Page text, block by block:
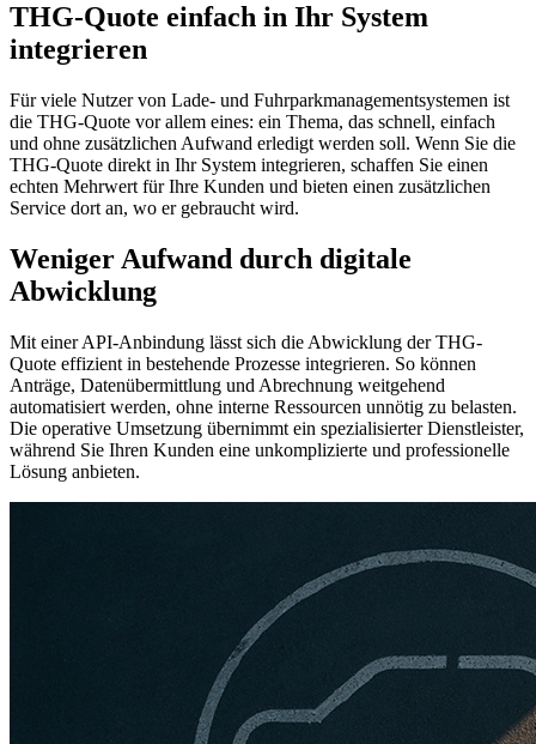
THG-Quote einfach in Ihr System
integrieren
Für viele Nutzer von Lade- und Fuhrparkmanagementsystemen ist
die THG-Quote vor allem eines: ein Thema, das schnell, einfach
und ohne zusätzlichen Aufwand erledigt werden soll. Wenn Sie die
THG-Quote direkt in Ihr System integrieren, schaffen Sie einen
echten Mehrwert für Ihre Kunden und bieten einen zusätzlichen
Service dort an, wo er gebraucht wird.
Weniger Aufwand durch digitale
Abwicklung
Mit einer API-Anbindung lässt sich die Abwicklung der THG-
Quote effizient in bestehende Prozesse integrieren. So können
Anträge, Datenübermittlung und Abrechnung weitgehend
automatisiert werden, ohne interne Ressourcen unnötig zu belasten.
Die operative Umsetzung übernimmt ein spezialisierter Dienstleister,
während Sie Ihren Kunden eine unkomplizierte und professionelle
Lösung anbieten.